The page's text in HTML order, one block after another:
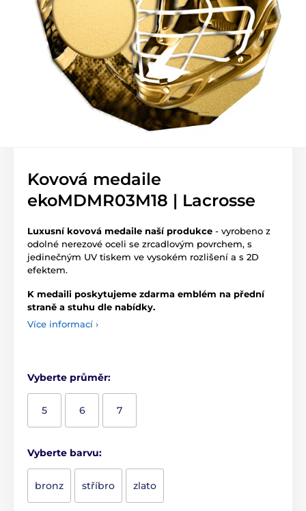
Kovová medaile
ekoMDMR03M18 | Lacrosse
Luxusní kovová medaile naší produkce - vyrobeno z
odolné nerezové oceli se zrcadlovým povrchem, s
jedinečným UV tiskem ve vysokém rozlišení a s 2D
efektem.
K medaili poskytujeme zdarma emblém na přední
straně a stuhu dle nabídky.
Více informací ›
Vyberte průměr:
5 6 7
Vyberte barvu:
bronz stříbro zlato